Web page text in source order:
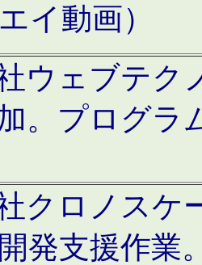
イ動画）
ウェブテク
。プログラ
クロノスケ
発支援作業